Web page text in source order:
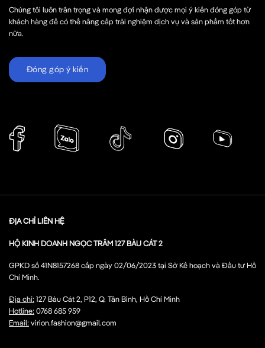
Chúng tôi luôn trân trọng và mong đợi nhận được mọi ý kiến đóng góp từ
khách hàng để có thể nâng cấp trải nghiệm dịch vụ và sản phẩm tốt hơn
nữa.
Đóng góp ý kiến
ĐỊA CHỈ LIÊN HỆ
HỘ KINH DOANH NGỌC TRÂM 127 BÀU CÁT 2
GPKD số 41N8157268 cấp ngày 02/06/2023 tại Sở Kế hoạch và Đầu tư Hồ
Chí Minh.
Địa chỉ:127 Bàu Cát 2, P12, Q. Tân Bình, Hồ Chí Minh
Hotline:0768 685 959
Email:virion.fashion@gmail.com